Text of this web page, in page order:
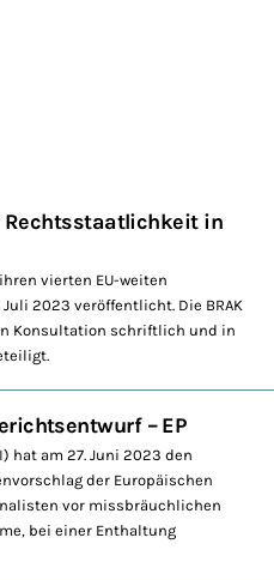
Rechtsstaatlichkeit in
vierten EU-weiten
2023 veröffentlicht. Die BRAK
Konsultation schriftlich und in
– EP
hat am 27. Juni 2023 den
der Europäischen
vor missbräuchlichen
bei einer Enthaltung